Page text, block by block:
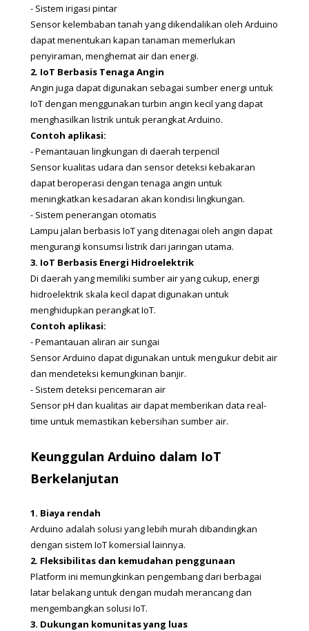
- Sistem irigasi pintar
Sensor kelembaban tanah yang dikendalikan oleh Arduino
dapat menentukan kapan tanaman memerlukan
penyiraman, menghemat air dan energi.
2. IoT Berbasis Tenaga Angin
Angin juga dapat digunakan sebagai sumber energi untuk
IoT dengan menggunakan turbin angin kecil yang dapat
menghasilkan listrik untuk perangkat Arduino.
Contoh aplikasi:
- Pemantauan lingkungan di daerah terpencil
Sensor kualitas udara dan sensor deteksi kebakaran
dapat beroperasi dengan tenaga angin untuk
meningkatkan kesadaran akan kondisi lingkungan.
- Sistem penerangan otomatis
Lampu jalan berbasis IoT yang ditenagai oleh angin dapat
mengurangi konsumsi listrik dari jaringan utama.
3. IoT Berbasis Energi Hidroelektrik
Di daerah yang memiliki sumber air yang cukup, energi
hidroelektrik skala kecil dapat digunakan untuk
menghidupkan perangkat IoT.
Contoh aplikasi:
- Pemantauan aliran air sungai
Sensor Arduino dapat digunakan untuk mengukur debit air
dan mendeteksi kemungkinan banjir.
- Sistem deteksi pencemaran air
Sensor pH dan kualitas air dapat memberikan data real-
time untuk memastikan kebersihan sumber air.
Keunggulan Arduino dalam IoT
Berkelanjutan
1. Biaya rendah
Arduino adalah solusi yang lebih murah dibandingkan
dengan sistem IoT komersial lainnya.
2. Fleksibilitas dan kemudahan penggunaan
Platform ini memungkinkan pengembang dari berbagai
latar belakang untuk dengan mudah merancang dan
mengembangkan solusi IoT.
3. Dukungan komunitas yang luas